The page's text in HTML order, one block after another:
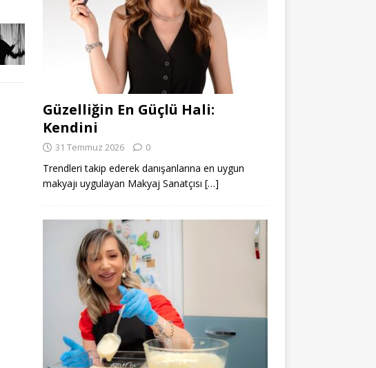
Güzelliğin En Güçlü Hali:
Kendini
31 Temmuz 2026 0
Trendleri takip ederek danışanlarına en uygun
makyajı uygulayan Makyaj Sanatçısı […]